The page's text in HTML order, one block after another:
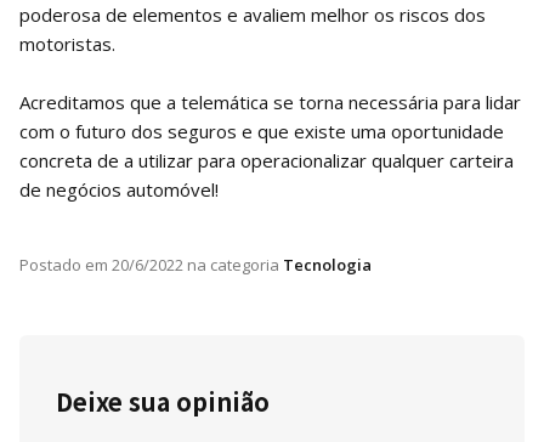
poderosa de elementos e avaliem melhor os riscos dos
motoristas.
Acreditamos que a telemática se torna necessária para lidar
com o futuro dos seguros e que existe uma oportunidade
concreta de a utilizar para operacionalizar qualquer carteira
de negócios automóvel!
Postado em 20/6/2022 na categoria Tecnologia
Deixe sua opinião